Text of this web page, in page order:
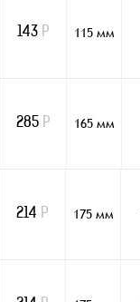
143 Р 115 мм
285 Р 165 мм
214 Р 175 мм